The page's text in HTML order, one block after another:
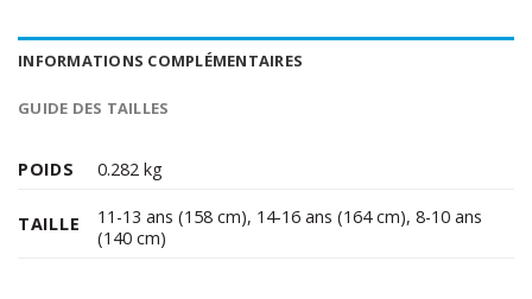
INFORMATIONS COMPLÉMENTAIRES
GUIDE DES TAILLES
POIDS 0.282 kg
TAILLE 11-13 ans (158 cm), 14-16 ans (164 cm),8-10 ans
(140 cm)